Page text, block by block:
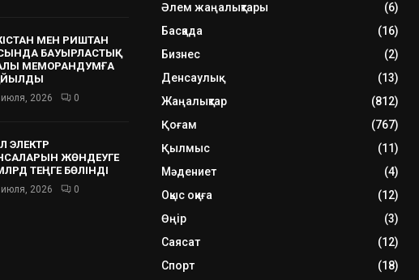
МЕН РИШТАН
БАУЫРЛАСТЫҚ
МЕМОРАНДУМҒА
2026 0
ЭЛЕКТР
ЖӨНДЕУГЕ
ТЕҢГЕ БӨЛІНДІ
2026 0
Әлем жаңалықтары
(6)
Басқада
(16)
Бизнес
(2)
Денсаулық
(13)
Жаңалықтар
(812)
Қоғам
(767)
Қылмыс
(11)
Мәдениет
(4)
Оқыс оқиға
(12)
Өңір
(3)
Саясат
(12)
Спорт
(18)